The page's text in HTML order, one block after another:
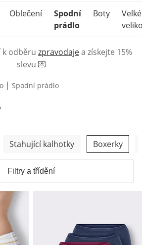
Oblečení
Spodní
prádlo
Boty
Velké
k odběru zpravodajea získejte 15%
slevu 💌
| Spodní prádlo
Stahující kalhotky Boxerky
Filtry a třídění